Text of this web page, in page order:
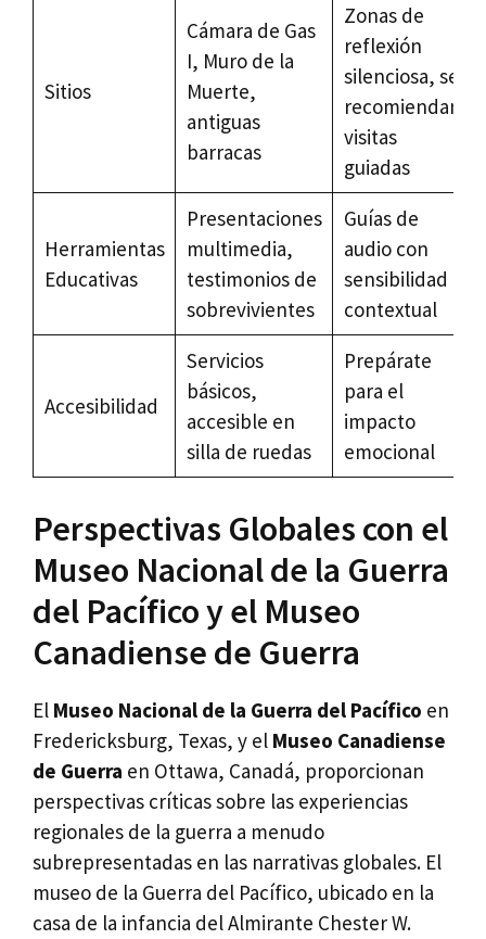
Sitios
Cámara de Gas
I, Muro de la
Muerte,
antiguas
barracas
Zonas de
reflexión
silenciosa, se
recomiendan
visitas
guiadas
Herramientas
Educativas
Presentaciones
multimedia,
testimonios de
sobrevivientes
Guías de
audio con
sensibilidad
contextual
Accesibilidad
Servicios
básicos,
accesible en
silla de ruedas
Prepárate
para el
impacto
emocional
Perspectivas Globales con el
Museo Nacional de la Guerra
del Pacífico y el Museo
Canadiense de Guerra
El Museo Nacional de la Guerra del Pacífico en
Fredericksburg, Texas, y el Museo Canadiense
de Guerra en Ottawa, Canadá, proporcionan
perspectivas críticas sobre las experiencias
regionales de la guerra a menudo
subrepresentadas en las narrativas globales. El
museo de la Guerra del Pacífico, ubicado en la
casa de la infancia del Almirante Chester W.